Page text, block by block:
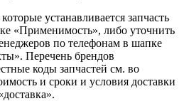
устанавливается запчасть
«Применимость», либо уточнить
по телефонам в шапке
Перечень брендов
коды запчастей см. во
и сроки и условия доставки